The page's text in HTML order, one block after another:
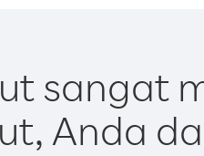
sangat
Anda